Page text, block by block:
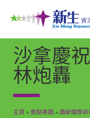
沙拿慶
林炮轟
主頁 » 焦點専題» 讀新聞學祈